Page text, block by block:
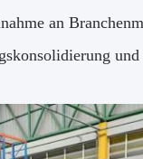
an
und